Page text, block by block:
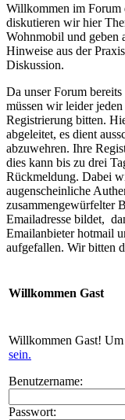
Willkommen im Forum
diskutieren wir hier
Wohnmobil und geben
Hinweise aus der
Diskussion.
Da unser Forum
müssen wir leider
Registrierung bitten.
abgeleitet, es dient
abzuwehren. Ihre
dies kann bis zu drei
Rückmeldung. Dabei
augenscheinliche
zusammengewürfelter
Emailadresse bildet,
Emailanbieter hotmail
aufgefallen. Wir bitten
Willkommen Gast
Willkommen Gast! Um
sein.
Benutzername:
Passwort: